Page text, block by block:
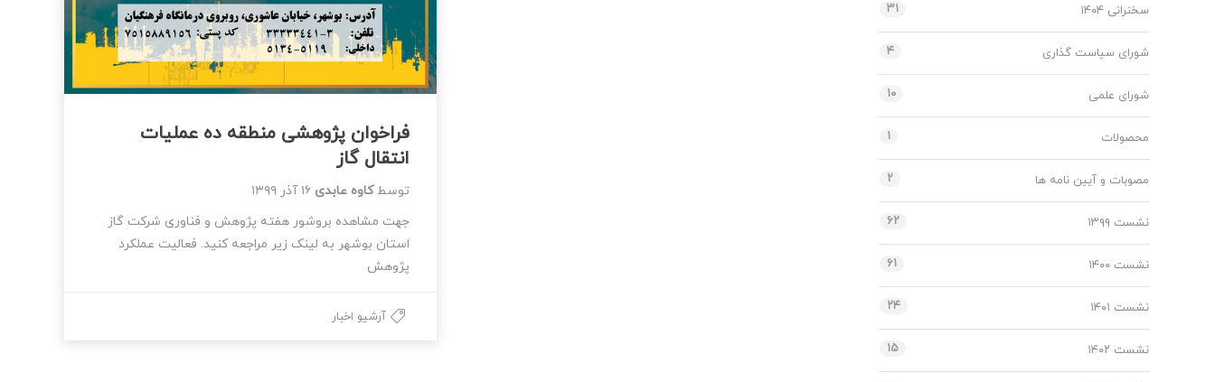
فراخوان پژوهشی منطقه ده عملیات
انتقال گاز
توسطکاوه عابدی ۱۶ آذر ۱۳۹۹
جهت مشاهده بروشور هفته پژوهش و فناوری شرکت گاز
استان بوشهر به لینک زیر مراجعه کنید. فعالیت عملکرد
پژوهش
آرشیو اخبار
سخنرانی ۱۴۰۴ ۳۱
شورای سیاست گذاری ۴
شورای علمی ۱۰
محصولات ۱
مصوبات و آیین نامه ها ۲
نشست ۱۳۹۹ ۶۲
نشست ۱۴۰۰ ۶۱
نشست ۱۴۰۱ ۲۴
نشست ۱۴۰۲ ۱۵